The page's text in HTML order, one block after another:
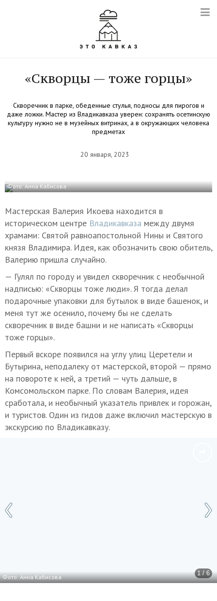
«Скворцы — тоже горцы»
Скворечник в парке, обеденные стулья, подносы для пирогов и
даже ложки. Мастер из Владикавказа уверен: сохранять осетинскую
культуру нужно не в музейных витринах, а в окружающих человека
предметах
20 января, 2023
Фото: Анна Кабисова
Мастерская Валерия Икоева находится в
историческом центре Владикавказа между двумя
храмами: Святой равноапостольной Нины и Святого
князя Владимира. Идея, как обозначить свою обитель,
Валерию пришла случайно.
— Гулял по городу и увидел скворечник с необычной
надписью: «Скворцы тоже люди». Я тогда делал
подарочные упаковки для бутылок в виде башенок, и
меня тут же осенило, почему бы не сделать
скворечник в виде башни и не написать «Скворцы
тоже горцы».
Первый вскоре появился на углу улиц Церетели и
Бутырина, неподалеку от мастерской, второй — прямо
на повороте к ней, а третий — чуть дальше, в
Комсомольском парке. По словам Валерия, идея
сработала, и необычный указатель привлек и горожан,
и туристов. Один из гидов даже включил мастерскую в
экскурсию по Владикавказу.
1 / 6
Фото: Анна Кабисова